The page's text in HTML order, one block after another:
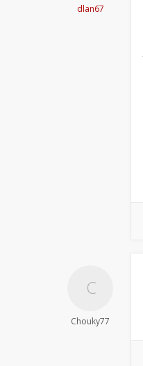
dlan67
Chouky77